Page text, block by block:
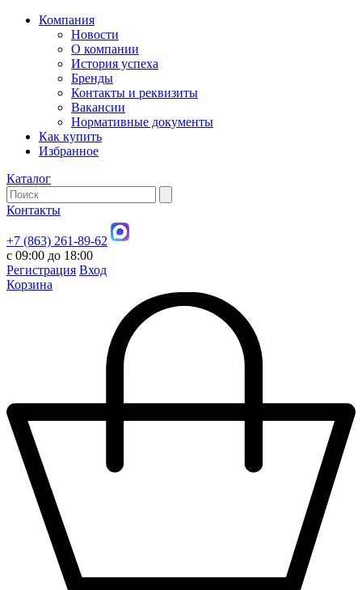
Компания
Новости
О компании
История успеха
Бренды
Контакты и реквизиты
Вакансии
Нормативные документы
Как купить
Избранное
Каталог
Контакты
+7 (863) 261-89-62
с 09:00 до 18:00
Регистрация Вход
Корзина